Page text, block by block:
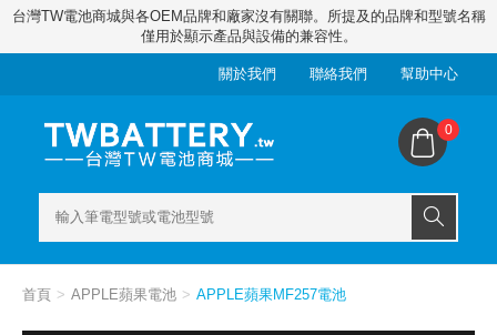
台灣TW電池商城與各OEM品牌和廠家沒有關聯。所提及的品牌和型號名稱
僅用於顯示產品與設備的兼容性。
關於我們 聯絡我們 幫助中心
0
首頁 APPLE蘋果電池 APPLE蘋果MF257電池